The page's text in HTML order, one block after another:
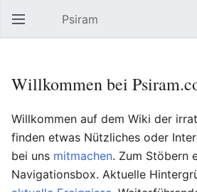
Hauptmenü öffnen Psiram
Willkommen bei
Willkommen auf dem Wiki der
finden etwas Nützliches oder
bei uns mitmachen. Zum Stöbern
Navigationsbox. Aktuelle